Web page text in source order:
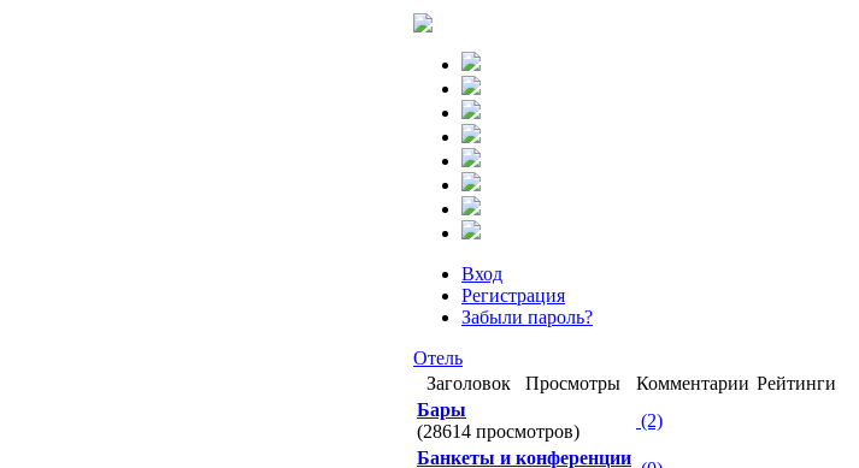
Вход
Регистрация
Забыли пароль?
Отель
Заголовок
Просмотры Комментарии Рейтинги
Бары
(28614 просмотров)
(2)
Банкеты и конференции